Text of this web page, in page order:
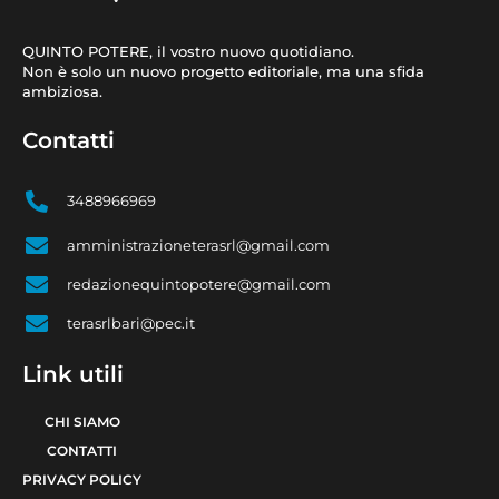
QUINTO POTERE, il vostro nuovo quotidiano.
Non è solo un nuovo progetto editoriale, ma una sfida
ambiziosa.
Contatti
3488966969
amministrazioneterasrl@gmail.com
redazionequintopotere@gmail.com
terasrlbari@pec.it
Link utili
CHI SIAMO
CONTATTI
PRIVACY POLICY